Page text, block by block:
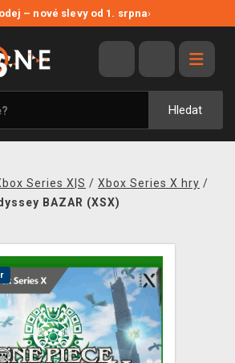
– nové slevy od 1. srpna›
Hledat
Series X|S / Xbox Series X hry /
BAZAR (XSX)